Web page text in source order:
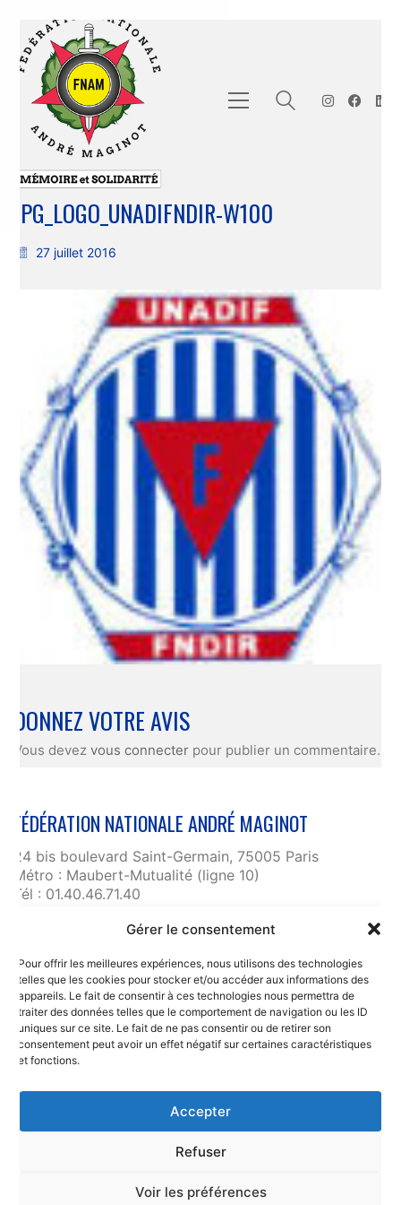
Gérer le consentement
Pour offrir les meilleures expériences, nous utilisons des technologies
telles que les cookies pour stocker et/ou accéder aux informations des
appareils. Le fait de consentir à ces technologies nous permettra de
traiter des données telles que le comportement de navigation ou les ID
uniques sur ce site. Le fait de ne pas consentir ou de retirer son
consentement peut avoir un effet négatif sur certaines caractéristiques
et fonctions.
Accepter
Refuser
Voir les préférences
JPG_LOGO_UNADIFNDIR-W100
27 juillet 2016
DONNEZ VOTRE AVIS
Vous devez vous connecter pour publier un commentaire.
FÉDÉRATION NATIONALE ANDRÉ MAGINOT
24 bis boulevard Saint-Germain, 75005 Paris
Métro : Maubert-Mutualité (ligne 10)
Tél : 01.40.46.71.40
Liens utiles
RGPD et confidentialité des données
Mentions légales